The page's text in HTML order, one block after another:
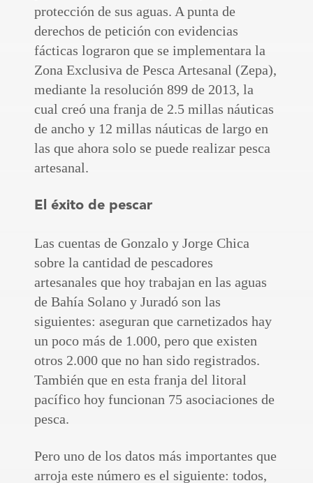
protección de sus aguas. A punta de
derechos de petición con evidencias
fácticas lograron que se implementara la
Zona Exclusiva de Pesca Artesanal (Zepa),
mediante la resolución 899 de 2013, la
cual creó una franja de 2.5 millas náuticas
de ancho y 12 millas náuticas de largo en
las que ahora solo se puede realizar pesca
artesanal.
El éxito de pescar
Las cuentas de Gonzalo y Jorge Chica
sobre la cantidad de pescadores
artesanales que hoy trabajan en las aguas
de Bahía Solano y Juradó son las
siguientes: aseguran que carnetizados hay
un poco más de 1.000, pero que existen
otros 2.000 que no han sido registrados.
También que en esta franja del litoral
pacífico hoy funcionan 75 asociaciones de
pesca.
Pero uno de los datos más importantes que
arroja este número es el siguiente: todos,